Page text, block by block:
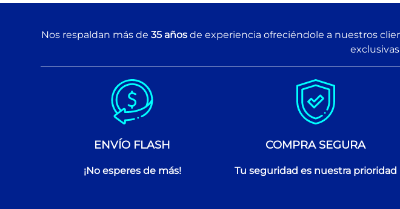
Nos respaldan más de 35 años de experiencia ofreciéndole a nuestros
ENVÍO FLASH
¡No esperes de más!
COMPRA SEGURA
Tu seguridad es nuestra prioridad